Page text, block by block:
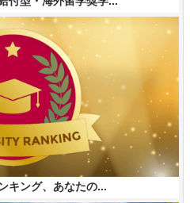
キング、あなたの...